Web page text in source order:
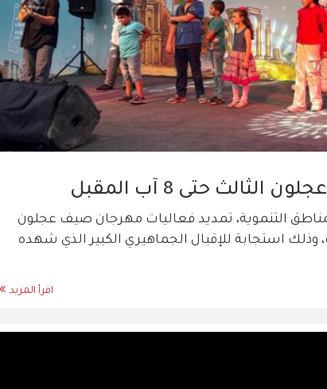
حتى 8 آب المقبل
التنموية، تمديد فعاليات مهرجان صيف عجلون
استجابة للإقبال الجماهيري الكبير الذي شهده
اقرأ المزيد